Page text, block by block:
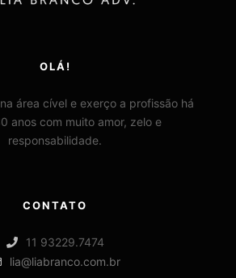
OLÁ!
área cível e exerço a profissão há
anos com muito amor, zelo e
responsabilidade.
CONTATO
11 93229.7474
lia@liabranco.com.br